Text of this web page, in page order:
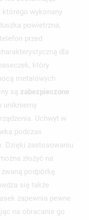
którego wykonany
powietrzna,
przed
dla
który
metalowych
są zabezpieczone
unikniemy
Uchwyt w
podczas
Dzięki zastosowaniu
złożyć na
podpórkę.
się także
zapewnia pewne
na obracanie go
NOWĄ LISTĘ
LISTĘ ŻYCZEŃ
PRODUKTY NA
ZALOGUJ SIĘ